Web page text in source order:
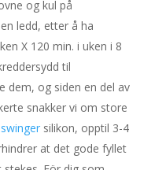
og kul på
ledd, etter å ha
X 120 min. i uken i 8
til
dem, og siden en del av
snakker vi om store
silikon, opptil 3-4
at det gode fyllet